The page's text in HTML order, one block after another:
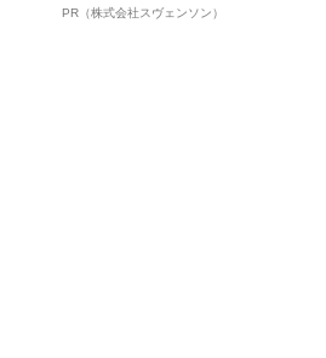
オイ”や“ベタつき”を解消す
PR（株式会社スヴェンソン）